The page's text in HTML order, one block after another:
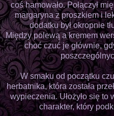
coś hamowało. Połączył
margaryna z proszkiem i
dodatku był okropnie
Między polewą a kremem
choć czuć je głównie,
W smaku od początku
herbatnika, która została
wypieczenia. Ułożyło się
charakter, który